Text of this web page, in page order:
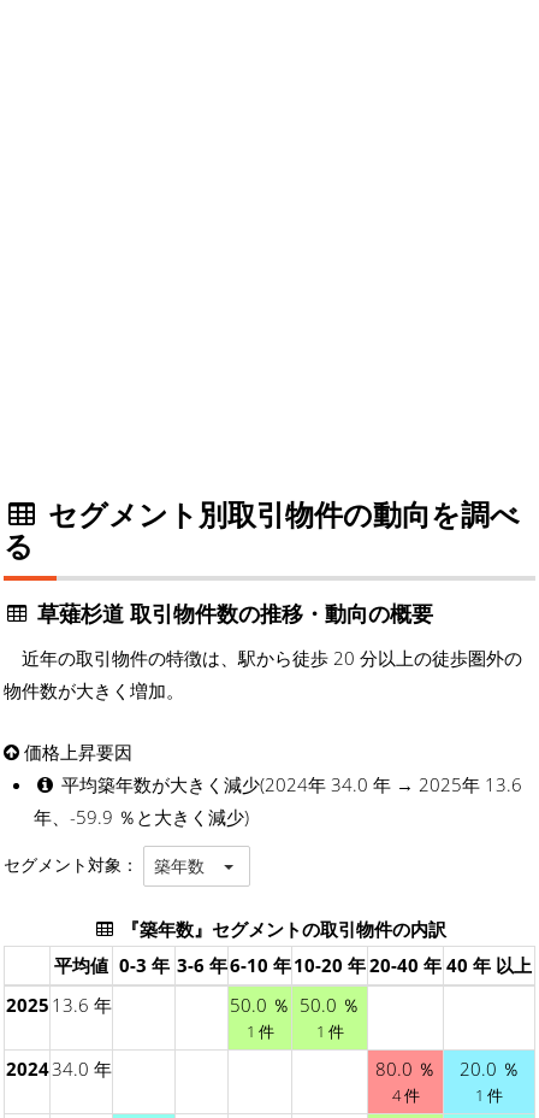
セグメント別取引物件の動向を調べ
る
草薙杉道 取引物件数の推移・動向の概要
近年の取引物件の特徴は、駅から徒歩 20 分以上の徒歩圏外の
物件数が大きく増加。
価格上昇要因
平均築年数が大きく減少(2024年 34.0 年 → 2025年 13.6
年、-59.9 ％と大きく減少)
セグメント対象： 築年数
『築年数』セグメントの取引物件の内訳
平均値 0-3 年 3-6 年6-10 年10-20 年20-40 年 40 年 以上
2025 13.6 年 50.0 ％
1 件
50.0 ％
1 件
202434.0 年 80.0 ％
4 件
20.0 ％
1 件